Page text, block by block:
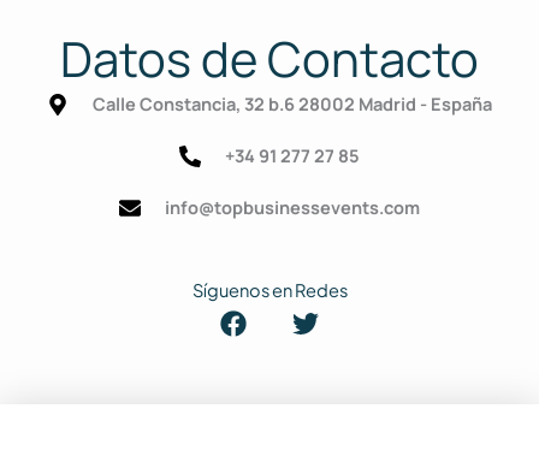
Datos de Contacto
Calle Constancia, 32 b.6 28002 Madrid - España
+34 91 277 27 85
info@topbusinessevents.com
Síguenos en Redes
F
a
T
w